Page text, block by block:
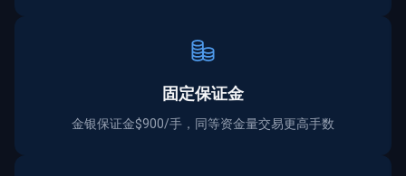
固定保证金
金银保证金$900/手，同等资金量交易更高手数